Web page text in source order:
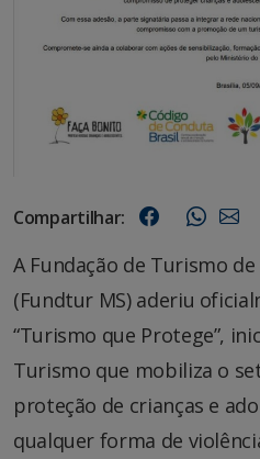
Compartilhar:
A Fundação de Turismo
(Fundtur MS) aderiu
“Turismo que Protege”,
Turismo que mobiliza o
proteção de crianças e
qualquer forma de